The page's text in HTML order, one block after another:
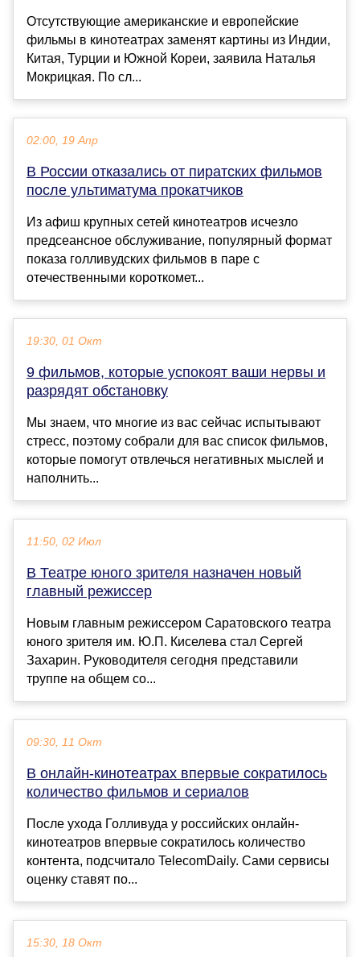
Отсутствующие американские и европейские
фильмы в кинотеатрах заменят картины из Индии,
Китая, Турции и Южной Кореи, заявила Наталья
Мокрицкая. По сл...
02:00, 19 Апр
В России отказались от пиратских фильмов
после ультиматума прокатчиков
Из афиш крупных сетей кинотеатров исчезло
предсеансное обслуживание, популярный формат
показа голливудских фильмов в паре с
отечественными короткомет...
19:30, 01 Окт
9 фильмов, которые успокоят ваши нервы и
разрядят обстановку
Мы знаем, что многие из вас сейчас испытывают
стресс, поэтому собрали для вас список фильмов,
которые помогут отвлечься негативных мыслей и
наполнить...
11:50, 02 Июл
В Театре юного зрителя назначен новый
главный режиссер
Новым главным режиссером Саратовского театра
юного зрителя им. Ю.П. Киселева стал Сергей
Захарин. Руководителя сегодня представили
труппе на общем со...
09:30, 11 Окт
В онлайн-кинотеатрах впервые сократилось
количество фильмов и сериалов
После ухода Голливуда у российских онлайн-
кинотеатров впервые сократилось количество
контента, подсчитало TelecomDaily. Сами сервисы
оценку ставят по...
15:30, 18 Окт